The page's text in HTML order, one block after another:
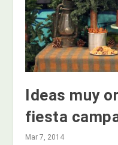
Ideas muy
fiesta
Mar 7, 2014